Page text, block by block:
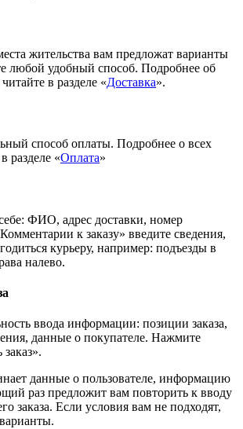
жительства вам предложат варианты
любой удобный способ. Подробнее об
в разделе «Доставка».
способ оплаты. Подробнее о всех
разделе «Оплата»
ФИО, адрес доставки, номер
к заказу» введите сведения,
курьеру, например: подъезды в
налево.
ввода информации: позиции заказа,
данные о покупателе. Нажмите
данные о пользователе, информацию
раз предложит вам повторить к вводу
заказа. Если условия вам не подходят,